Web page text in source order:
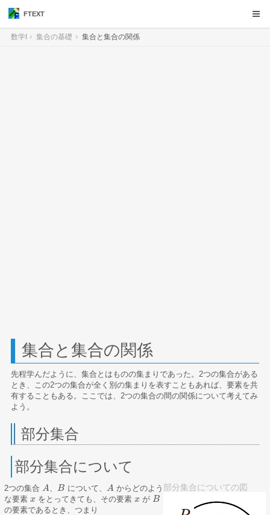
FTEXT
数学I 集合の基礎 集合と集合の関係
集合と集合の関係
先程学んだように、集合とはものの集まりであった。2つの集合がある
とき、この2つの集合が全く別の集まりを表すこともあれば、要素を共
有することもある。ここでは、2つの集合の間の関係について考えてみ
よう。
部分集合
部分集合について
部分集合についての図
2つの集合 A
A B
B について、 A
A からどのよう
な要素 x
x をとってきても、その要素x
x が B
B
の要素であるとき、つまり